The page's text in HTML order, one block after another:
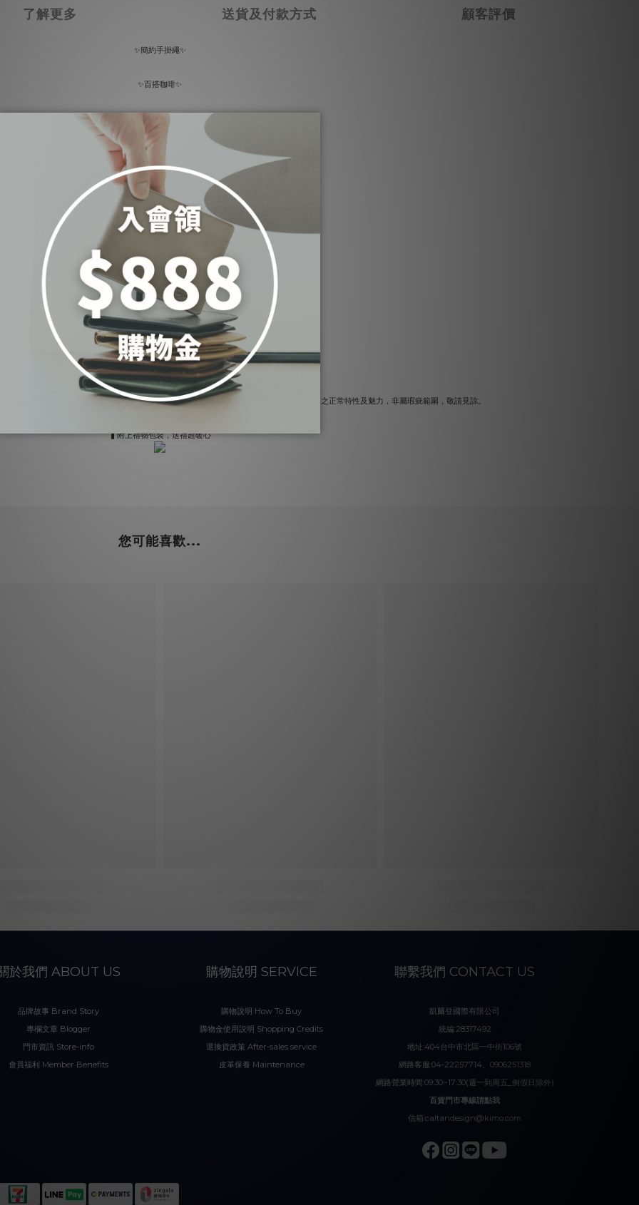
了解更多 送貨及付款方式 顧客評價
✨簡約手掛繩✨
✨百搭咖啡✨
✨森林綠色✨
✨時尚黑色✨
✨焦糖拿鐵✨
✨手機、零錢包、皮夾、鑰匙皆可搭配✨
(產品僅含手掛繩)
【注意事項】
路特殊處理，故皆有皮革自然生成之皺褶、皮斑、紋理、色澤不一等現象，此為天然皮革之正常特性及魅力，非屬瑕疵範圍，敬請見諒。
▍附上禮物包裝，送禮超暖心
您可能喜歡...
於我們 ABOUT US
品牌故事 Brand Story
專欄文章 Blogger
門市資訊 Store-info
會員福利 Member Benefits
購物說明 SERVICE
購物說明 How To Buy
購物金使用説明 Shopping Credits
退換貨政策 After-sales service
皮革保養 Maintenance
聯繫我們 CONTACT US
凱爾登國際有限公司
統編:28317492
地址:404台中市北區一中街106號
網路客服:04-22257714、0906251318
網路營業時間:09:30~17:30(週一到周五_例假日除外)
百貨門市專線請點我
信箱:caltandesign@kimo.com